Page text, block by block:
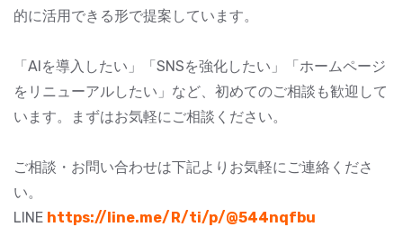
的に活用できる形で提案しています。
「AIを導入したい」「SNSを強化したい」「ホームページ
をリニューアルしたい」など、初めてのご相談も歓迎して
います。まずはお気軽にご相談ください。
ご相談・お問い合わせは下記よりお気軽にご連絡くださ
い。
LINE https://line.me/R/ti/p/@544nqfbu